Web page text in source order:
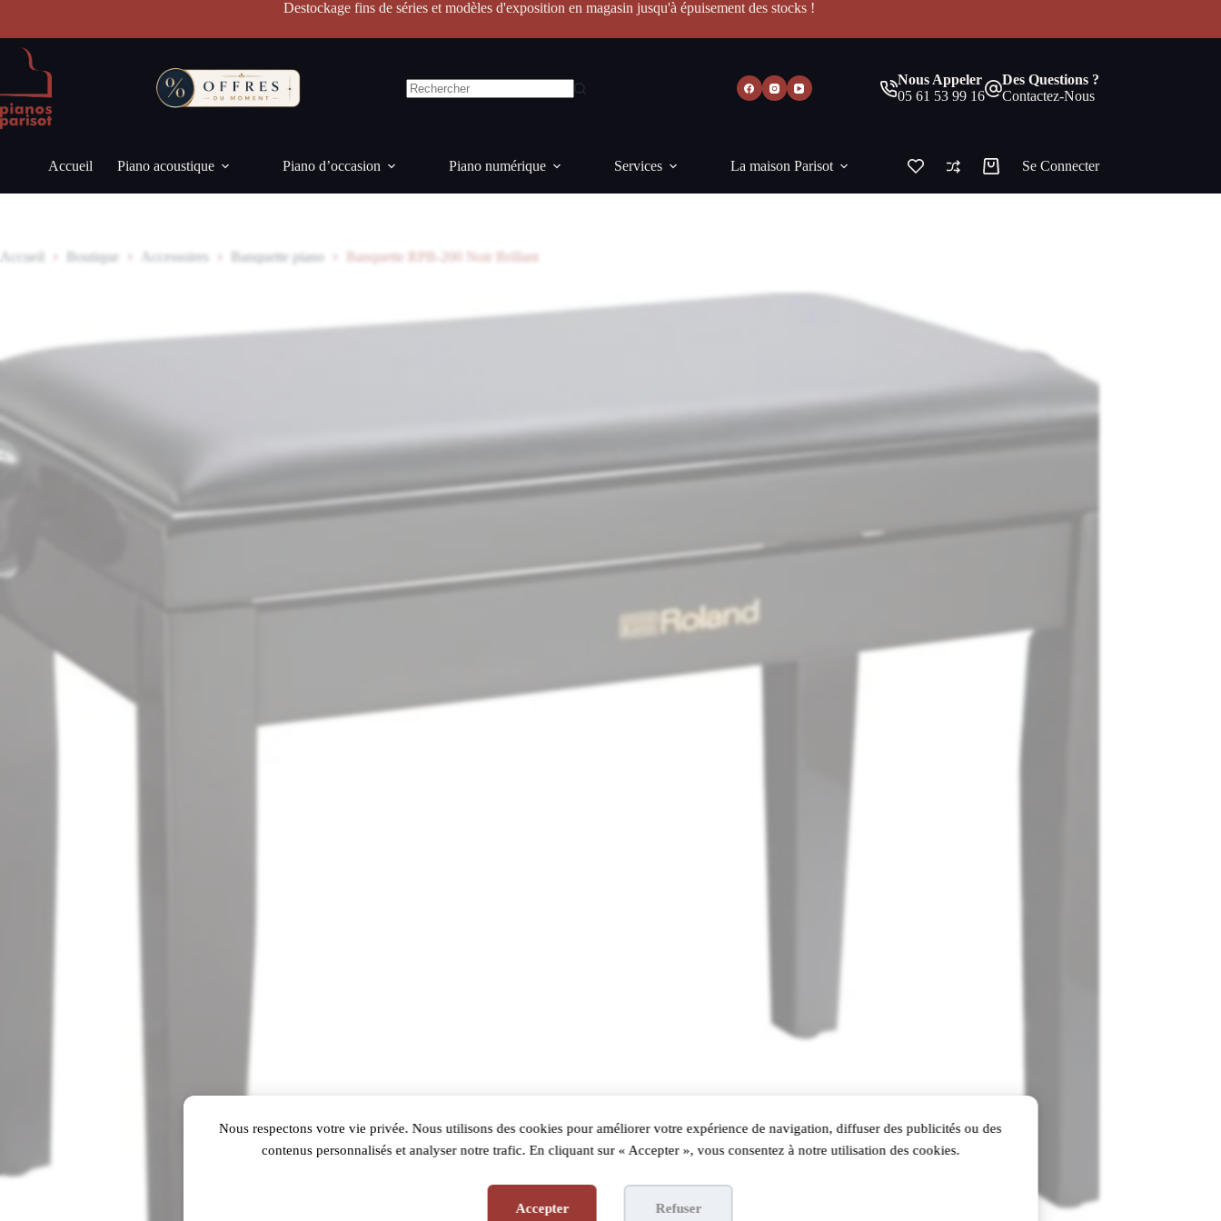
Nous respectons votre vie privée. Nous utilisons des cookies pour améliorer votre expérience de navigation, diffuser des publicités ou des
contenus personnalisés et analyser notre trafic. En cliquant sur « Accepter », vous consentez à notre utilisation des cookies.
Accepter Refuser
contenu
Destockage fins de séries et modèles d'exposition en magasin jusqu'à épuisement des stocks !
Nous Appeler
05 61 53 99 16
Des Questions ?
Contactez-Nous
Accueil Piano acoustique Piano d’occasion Piano numérique Services La maison Parisot
Panier
Se Connecter
Accueil Boutique Accessoires Banquette piano Banquette RPB-200 Noir Brillant